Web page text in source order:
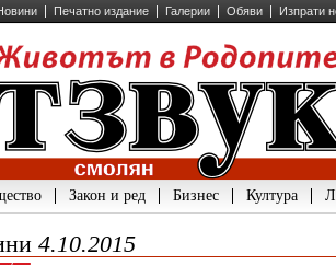
Печатно издание Галерии Обяви Изпрати
Закон и ред Бизнес Култура
4.10.2015